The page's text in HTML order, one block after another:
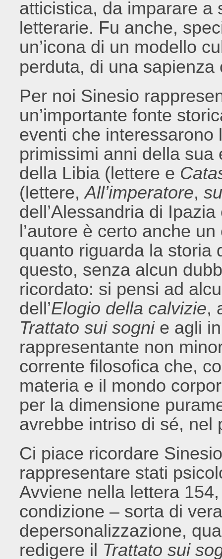
atticistica, da imparare a
letterarie. Fu anche,
un’icona di un modello
perduta, di una
Per noi Sinesio
un’importante fonte
eventi che interessarono
primissimi anni della
della Libia (lettere e
(lettere,All’imperatore,
dell’Alessandria di
l’autore è certo anche
quanto riguarda la storia
questo, senza alcun
ricordato: si pensi ad
dell’Elogio della calvizie,
Trattato sui sognie agli
rappresentante non
corrente filosofica che,
materia e il mondo
per la dimensione
avrebbe intriso di sé, nel
Ci piace ricordare
rappresentare stati
Avviene nella lettera
condizione – sorta di
depersonalizzazione,
redigere il Trattato sui